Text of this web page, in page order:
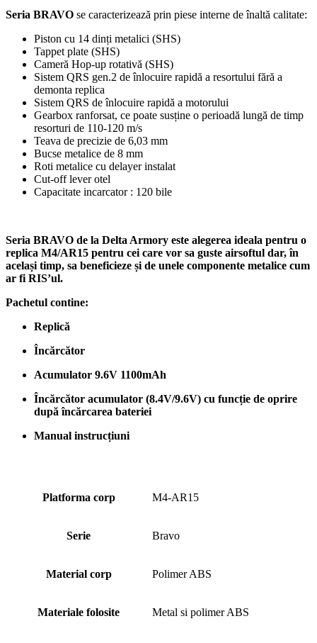
Seria BRAVO se caracterizează prin piese interne de înaltă calitate:
Piston cu 14 dinți metalici (SHS)
Tappet plate (SHS)
Cameră Hop-up rotativă (SHS)
Sistem QRS gen.2 de înlocuire rapidă a resortului fără a
demonta replica
Sistem QRS de înlocuire rapidă a motorului
Gearbox ranforsat, ce poate susține o perioadă lungă de timp
resorturi de 110-120 m/s
Teava de precizie de 6,03 mm
Bucse metalice de 8 mm
Roti metalice cu delayer instalat
Cut-off lever otel
Capacitate incarcator : 120 bile
Seria BRAVO de la Delta Armory este alegerea ideala pentru o
replica M4/AR15 pentru cei care vor sa guste airsoftul dar, în
același timp, sa beneficieze și de unele componente metalice cum
ar fi RIS’ul.
Pachetul contine:
Replică
Încărcător
Acumulator 9.6V 1100mAh
Încărcător acumulator (8.4V/9.6V) cu funcție de oprire
după încărcarea bateriei
Manual instrucțiuni
Platforma corp M4-AR15
Serie Bravo
Material corp Polimer ABS
Materiale folosite Metal si polimer ABS